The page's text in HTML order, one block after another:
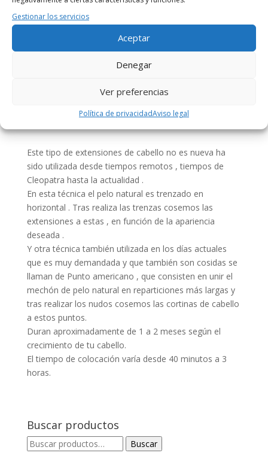
Gestionar los servicios
Aceptar
Denegar
Ver preferencias
Política de privacidadAviso legal
Este tipo de extensiones de cabello no es nueva ha
sido utilizada desde tiempos remotos , tiempos de
Cleopatra hasta la actualidad .
En esta técnica el pelo natural es trenzado en
horizontal . Tras realiza las trenzas cosemos las
extensiones a estas , en función de la apariencia
deseada .
Y otra técnica también utilizada en los días actuales
que es muy demandada y que también son cosidas se
llaman de Punto americano , que consisten en unir el
mechón de pelo natural en reparticiones más largas y
tras realizar los nudos cosemos las cortinas de cabello
a estos puntos.
Duran aproximadamente de 1 a 2 meses según el
crecimiento de tu cabello.
El tiempo de colocación varía desde 40 minutos a 3
horas.
Buscar productos
Buscar
Buscar